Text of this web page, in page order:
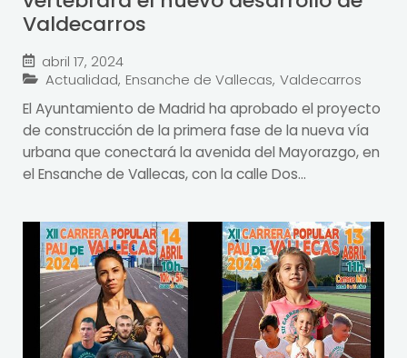
Valdecarros
abril 17, 2024
Actualidad, Ensanche de Vallecas, Valdecarros
El Ayuntamiento de Madrid ha aprobado el proyecto
de construcción de la primera fase de la nueva vía
urbana que conectará la avenida del Mayorazgo, en
el Ensanche de Vallecas, con la calle Dos...